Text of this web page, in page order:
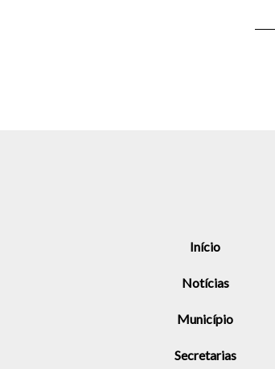
Início
Notícias
Município
Secretarias